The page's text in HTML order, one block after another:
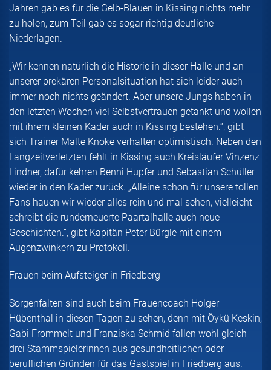
Jahren gab es für die Gelb-Blauen in Kissing nichts mehr
zu holen, zum Teil gab es sogar richtig deutliche
Niederlagen.
„Wir kennen natürlich die Historie in dieser Halle und an
unserer prekären Personalsituation hat sich leider auch
immer noch nichts geändert. Aber unsere Jungs haben in
den letzten Wochen viel Selbstvertrauen getankt und wollen
mit ihrem kleinen Kader auch in Kissing bestehen.“, gibt
sich Trainer Malte Knoke verhalten optimistisch. Neben den
Langzeitverletzten fehlt in Kissing auch Kreisläufer Vinzenz
Lindner, dafür kehren Benni Hupfer und Sebastian Schüller
wieder in den Kader zurück. „Alleine schon für unsere tollen
Fans hauen wir wieder alles rein und mal sehen, vielleicht
schreibt die runderneuerte Paartalhalle auch neue
Geschichten.“, gibt Kapitän Peter Bürgle mit einem
Augenzwinkern zu Protokoll.
Frauen beim Aufsteiger in Friedberg
Sorgenfalten sind auch beim Frauencoach Holger
Hübenthal in diesen Tagen zu sehen, denn mit Öykü Keskin,
Gabi Frommelt und Franziska Schmid fallen wohl gleich
drei Stammspielerinnen aus gesundheitlichen oder
beruflichen Gründen für das Gastspiel in Friedberg aus.